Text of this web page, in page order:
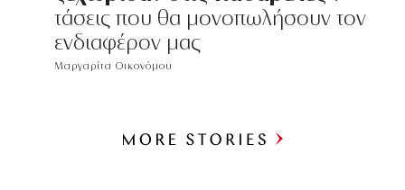
τάσεις που θα μονοπωλήσουν τον
ενδιαφέρον μας
Μαργαρίτα Οικονόμου